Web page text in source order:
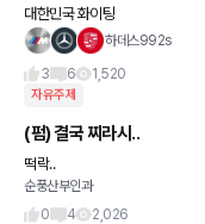
대한민국 화이팅
하데스992s
3
6 1,520
자유주제
(펌) 결국 찌라시..
떡락..
순풍산부인과
0
4 2,026